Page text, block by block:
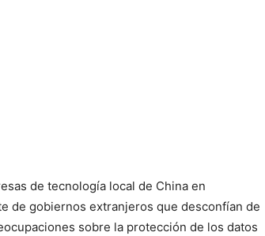
de tecnología local de China en
de gobiernos extranjeros que desconfían de
sobre la protección de los datos